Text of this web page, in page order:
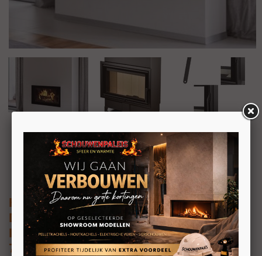
HEATCONNECT FRONTHAARD
DRAAIDEUR 70P01
Inbouw houthaard met draaideur
70X44xD49CM